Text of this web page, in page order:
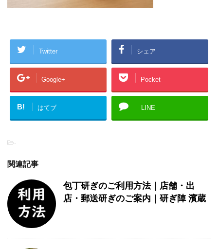
Twitter シェア
Google+ Pocket
B! はてブ LINE
-
関連記事
包丁研ぎのご利用方法｜店舗・出
店・郵送研ぎのご案内｜研ぎ陣 濱蔵